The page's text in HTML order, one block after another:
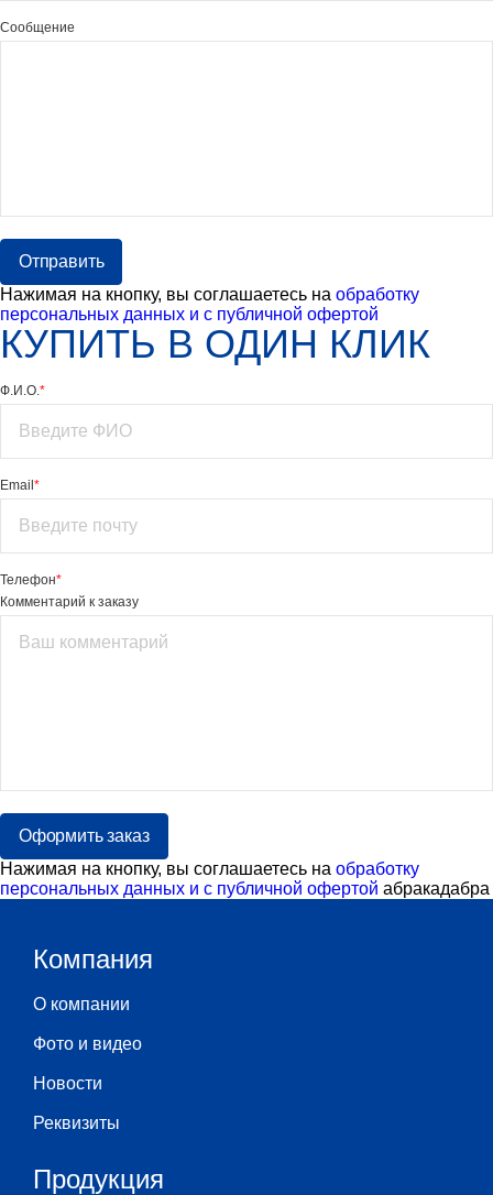
Сообщение
Отправить
Нажимая на кнопку, вы соглашаетесь на обработку
персональных данных и с публичной офертой
КУПИТЬ В ОДИН КЛИК
Ф.И.О.*
Email *
Телефон*
Комментарий к заказу
Оформить заказ
Нажимая на кнопку, вы соглашаетесь на обработку
персональных данных и с публичной офертой абракадабра
Компания
О компании
Фото и видео
Новости
Реквизиты
Продукция